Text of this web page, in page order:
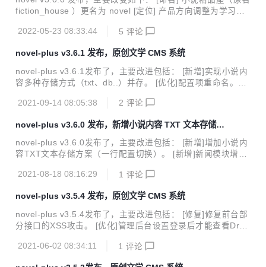
ing Boot 3 + Vue 3 开发的前后端分离学习型小说项目，配备
详细的项目教程手把手教...
fiction_house ）更名为 novel [定位] 产品方向调整为学习型
据库重新设计，项目结构调整 [技术] 使用当前最新技术栈 Spr
能] 上线 novel 后端项目和 novel-front-web 前端项目 [文档]
上线项目实战教程 - 手把手教你从零开始开发上线一个生产级
别的小说系统 演示站点 点击前往 软件简介 novel 是一套基于
2022-05-23 08:33:44 5 评论
novel-plus v3.6.1 发布，原创文学 CMS 系统
novel-plus v3.6.1发布了，主要改进包括： [新增]实现小说内
容多种存储方式（txt、db..）并存。 [优化]配置项重命名。
屋是一个多平台（web、安卓app、微信小程序）、功能完善
专区和漫画专区。包括小说/漫画分类、小说/漫画搜索、小说/
漫画排行、完本小说/漫画、小说/漫画评分、小说/漫画在线阅
读、小说/漫画书架、小说/漫画阅读记录、小说TXT下载、小
说弹幕、小说/漫画自动爬取、小说内容自动分享到微博、邮件
自动推广、链接自动推送到百度搜索引擎等功能。包含电脑
2021-09-14 08:05:38 2 评论
novel-plus v3.6.0 发布，新增小说内容 TXT 文本存储方
novel-plus v3.6.0发布了，主要改进包括： [新增]增加小说内
容TXT文本存储方案（一行配置切换）。 [新增]新闻模块增加
演示站点 点击前往 项目介绍 小说精品屋是一个多平台（we
画连载系统，包含精品小说专区、轻小说专区和漫画专区。包
括小说/漫画分类、小说/漫画搜索、小说/漫画排行、完本小说/
漫画、小说/漫画评分、小说/漫画在线阅读、小说/漫画书架、
小说/漫画阅读记录、小说TXT下载、小说弹幕、小说/漫画自
动爬取、小说内容自动分享到微博、邮件自动推广、链接自
2021-08-18 08:16:29 1 评论
novel-plus v3.5.4 发布，原创文学 CMS 系统
novel-plus v3.5.4发布了，主要改进包括： [修复]修复前台部
分接口的XSS攻击。 [优化]管理后台设置登录后才能查看Drui
val is not allowed`的错误。 演示站点 点击前往 项目介绍 小
2021-06-02 08:34:11 1 评论